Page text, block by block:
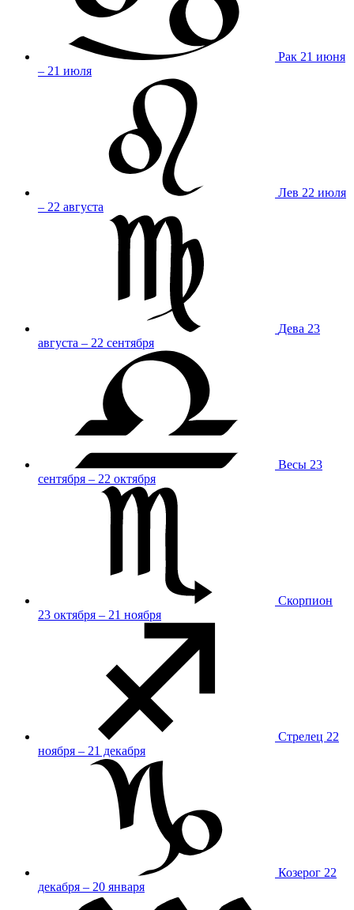
Рак 21 июня
– 21 июля
Лев 22 июля
– 22 августа
Дева 23
августа – 22 сентября
Весы 23
сентября – 22 октября
Скорпион
23 октября – 21 ноября
Стрелец 22
ноября – 21 декабря
Козерог 22
декабря – 20 января